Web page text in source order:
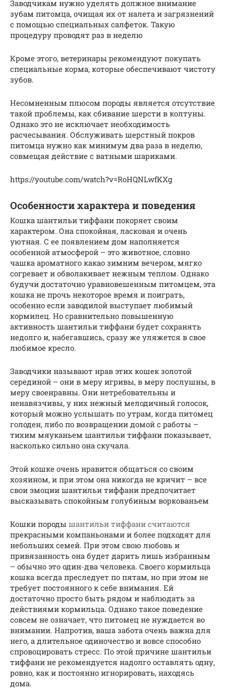
Заводчикам нужно уделять должное внимание
зубам питомца, очищая их от налета и загрязнений
с помощью специальных салфеток. Такую
процедуру проводят раз в неделю
Кроме этого, ветеринары рекомендуют покупать
специальные корма, которые обеспечивают чистоту
зубов.
Несомненным плюсом породы является отсутствие
такой проблемы, как сбивание шерсти в колтуны.
Однако это не исключает необходимость
расчесывания. Обслуживать шерстный покров
питомца нужно как минимум два раза в неделю,
совмещая действие с ватными шариками.
https://youtube.com/watch?v=RoHQNLwfKXg
Особенности характера и поведения
Кошка шантильи тиффани покоряет своим
характером. Она спокойная, ласковая и очень
уютная. С ее появлением дом наполняется
особенной атмосферой – это животное, словно
чашка ароматного какао зимним вечером, мягко
согревает и обволакивает нежным теплом. Однако
будучи достаточно уравновешенным питомцем, эта
кошка не прочь некоторое время и поиграть,
особенно если заводилой выступает любимый
кормилец. Но сравнительно повышенную
активность шантильи тиффани будет сохранять
недолго и, набегавшись, сразу же уляжется в свое
любимое кресло.
Заводчики называют нрав этих кошек золотой
серединой – они в меру игривы, в меру послушны, в
меру своенравны. Они нетребовательны и
ненавязчивы, у них нежный мелодичный голосок,
который можно услышать по утрам, когда питомец
голоден, либо по возвращении домой с работы –
тихим мяуканьем шантильи тиффани показывает,
насколько сильно она скучала.
Этой кошке очень нравится общаться со своим
хозяином, и при этом она никогда не кричит – все
свои эмоции шантильи тиффани предпочитает
высказывать спокойным голубиным воркованьем
Кошки породы шантильи тиффани считаются
прекрасными компаньонами и более подходят для
небольших семей. При этом свою любовь и
привязанность она будет дарить лишь избранным
– обычно это один-два человека. Своего кормильца
кошка всегда преследует по пятам, но при этом не
требует постоянного к себе внимания. Ей
достаточно просто быть рядом и наблюдать за
действиями кормильца. Однако такое поведение
совсем не означает, что питомец не нуждается во
внимании. Напротив, ваша забота очень важна для
него, а длительное одиночество и вовсе способно
спровоцировать стресс. По этой причине шантильи
тиффани не рекомендуется надолго оставлять одну,
ровно, как и постоянно игнорировать, находясь
дома.